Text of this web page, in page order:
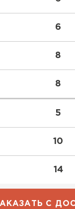
6
8
8
5
10
14
С